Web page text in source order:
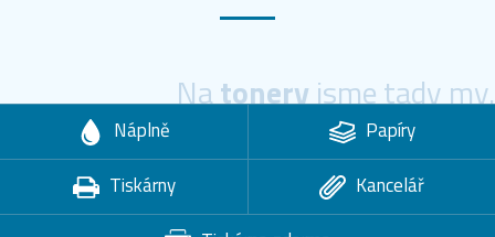
Natoneryjsme tady my.
Náplně
Papíry
Tiskárny
Kancelář